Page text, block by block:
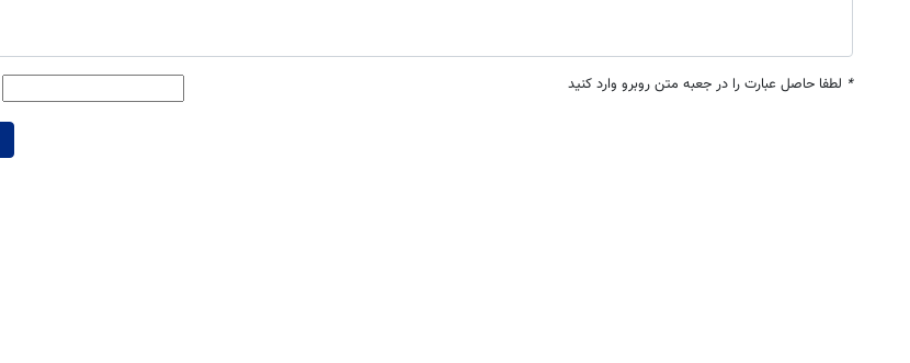
* لطفا حاصل عبارت را در جعبه متن روبرو وارد کنید